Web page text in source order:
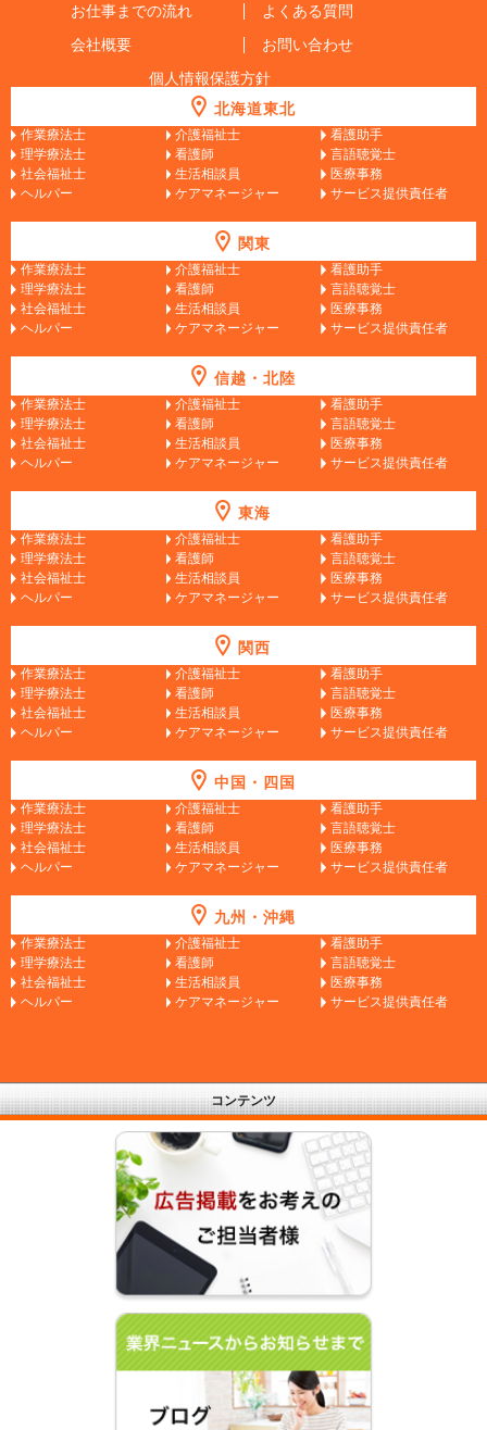
お仕事までの流れ
よくある質問
会社概要
お問い合わせ
個人情報保護方針
北海道東北
作業療法士 介護福祉士
看護助手
理学療法士
看護師
言語聴覚士
社会福祉士
生活相談員
医療事務
ヘルパー
ケアマネージャー サービス提供責任者
関東
作業療法士 介護福祉士
看護助手
理学療法士
看護師
言語聴覚士
社会福祉士
生活相談員
医療事務
ヘルパー
ケアマネージャー サービス提供責任者
信越・北陸
作業療法士 介護福祉士
看護助手
理学療法士
看護師
言語聴覚士
社会福祉士
生活相談員
医療事務
ヘルパー
ケアマネージャー サービス提供責任者
東海
作業療法士 介護福祉士
看護助手
理学療法士
看護師
言語聴覚士
社会福祉士
生活相談員
医療事務
ヘルパー
ケアマネージャー サービス提供責任者
関西
作業療法士 介護福祉士
看護助手
理学療法士
看護師
言語聴覚士
社会福祉士
生活相談員
医療事務
ヘルパー
ケアマネージャー サービス提供責任者
中国・四国
作業療法士 介護福祉士
看護助手
理学療法士
看護師
言語聴覚士
社会福祉士
生活相談員
医療事務
ヘルパー
ケアマネージャー サービス提供責任者
九州・沖縄
作業療法士 介護福祉士
看護助手
理学療法士
看護師
言語聴覚士
社会福祉士
生活相談員
医療事務
ヘルパー
ケアマネージャー サービス提供責任者
コンテンツ